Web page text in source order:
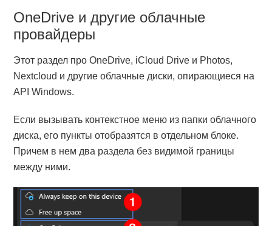
OneDrive и другие облачные
провайдеры
Этот раздел про OneDrive, iCloud Drive и Photos,
Nextcloud и другие облачные диски, опирающиеся на
API Windows.
Если вызывать контекстное меню из папки облачного
диска, его пункты отобразятся в отдельном блоке.
Причем в нем два раздела без видимой границы
между ними.